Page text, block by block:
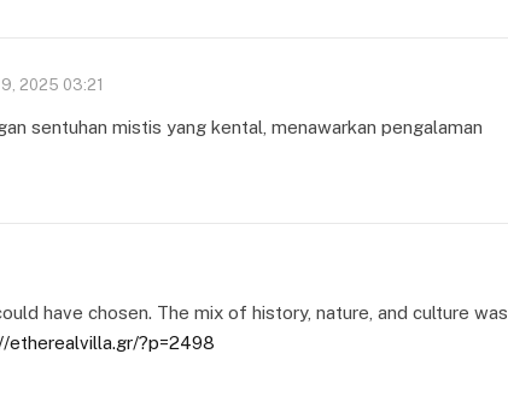
2025 03:21
sentuhan mistis yang kental, menawarkan pengalaman
have chosen. The mix of history, nature, and culture was
etherealvilla.gr/?p=2498